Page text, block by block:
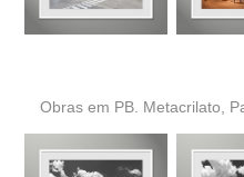
Obras em PB. Metacrilato,